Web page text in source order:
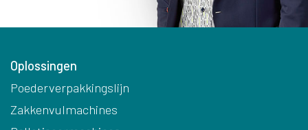
Oplossingen
Poederverpakkingslijn
Zakkenvulmachines